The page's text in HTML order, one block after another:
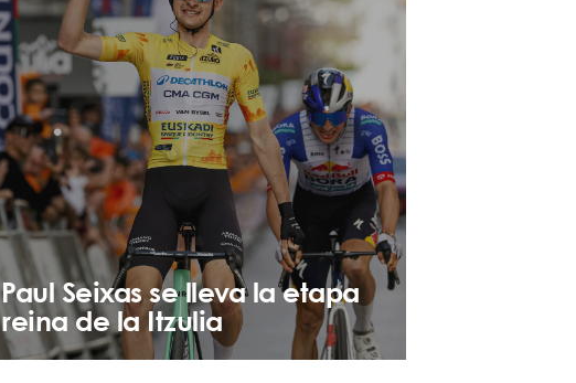
Paul Seixas se lleva la etapa
reina de la Itzulia